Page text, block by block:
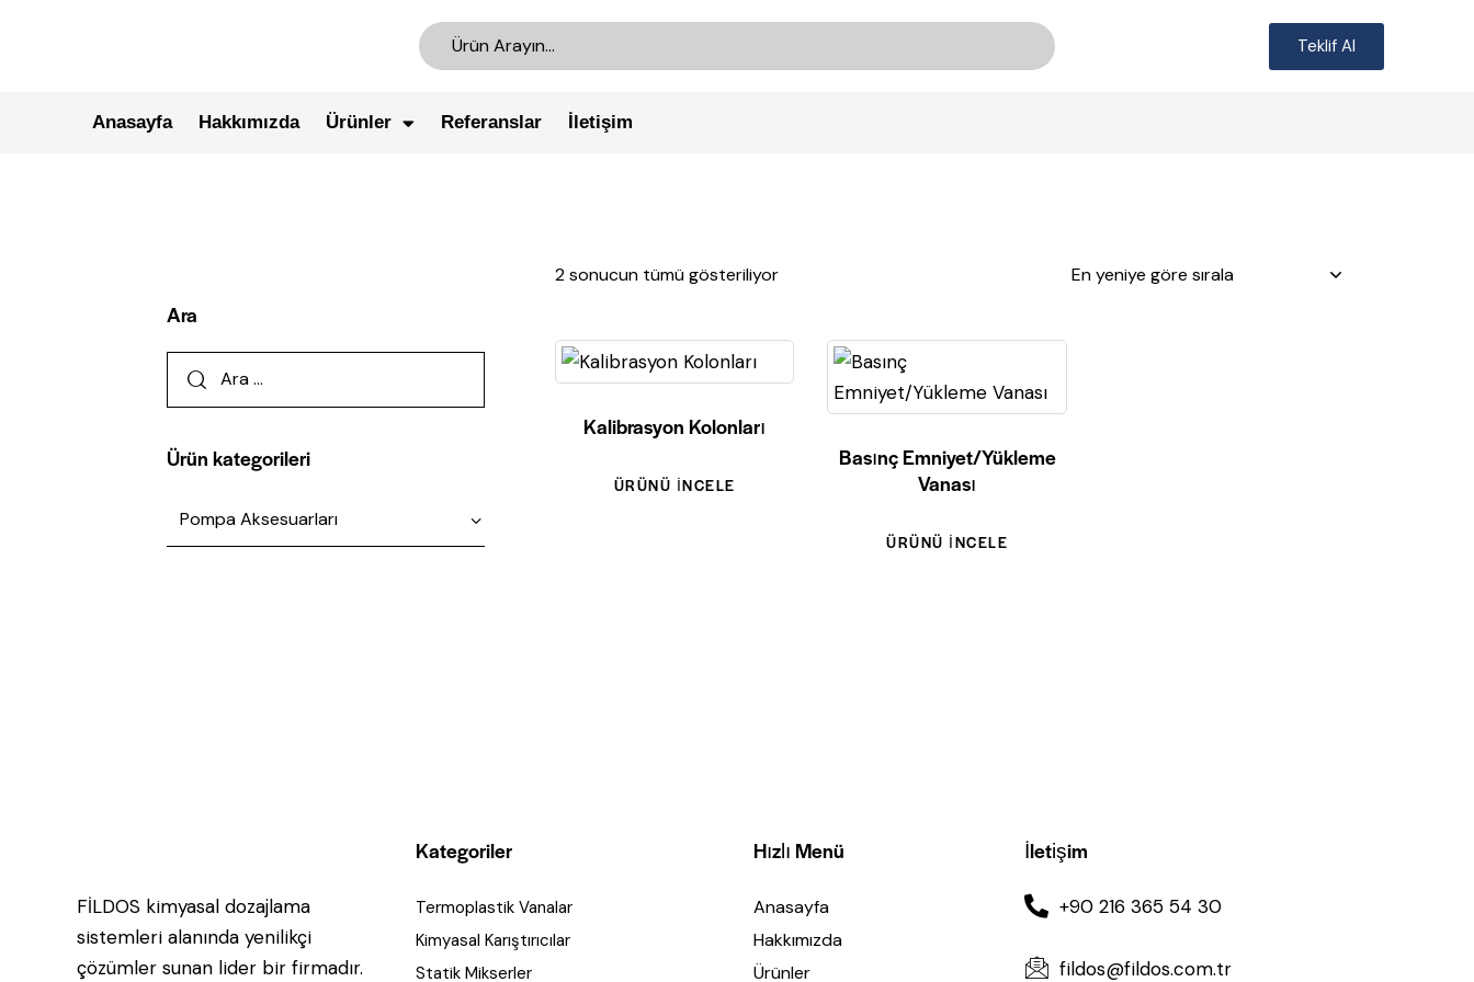
Teklif Al
Anasayfa Hakkımızda Ürünler Referanslar İletişim
2 sonucun tümü gösteriliyor
Kalibrasyon Kolonları
ÜRÜNÜ İNCELE
Basınç Emniyet/Yükleme
Vanası
ÜRÜNÜ İNCELE
Ara
Ürün kategorileri
FİLDOS kimyasal dozajlama
sistemleri alanında yenilikçi
çözümler sunan lider bir firmadır.
Kategoriler
Termoplastik Vanalar
Kimyasal Karıştırıcılar
Statik Mikserler
Hızlı Menü
Anasayfa
Hakkımızda
Ürünler
İletişim
+90 216 365 54 30
fildos@fildos.com.tr